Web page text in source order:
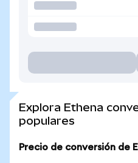
Explora Ethena
populares
Precio de conversión de